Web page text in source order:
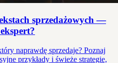
sprzedażowych —
naprawdę sprzedaje? Poznaj
przykłady i świeże strategie,